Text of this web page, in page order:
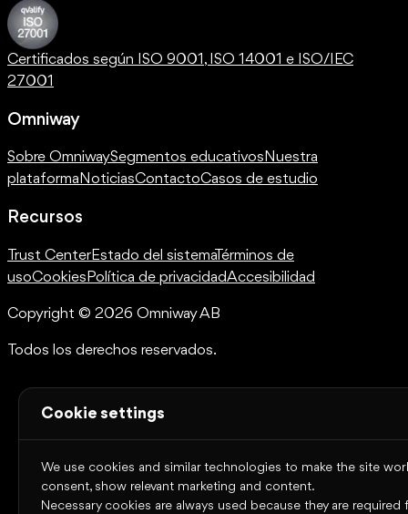
Certificados según ISO 9001, ISO 14001 e ISO/IEC
27001
Omniway
Sobre OmniwaySegmentos educativosNuestra
plataformaNoticiasContactoCasos de estudio
Recursos
Trust CenterEstado del sistemaTérminos de
usoCookies Política de privacidadAccesibilidad
Copyright © 2026 Omniway AB
Todos los derechos reservados.
Cookie settings
We use cookies and similar technologies to make the site
consent, show relevant marketing and content.
Necessary cookies are always used because they are